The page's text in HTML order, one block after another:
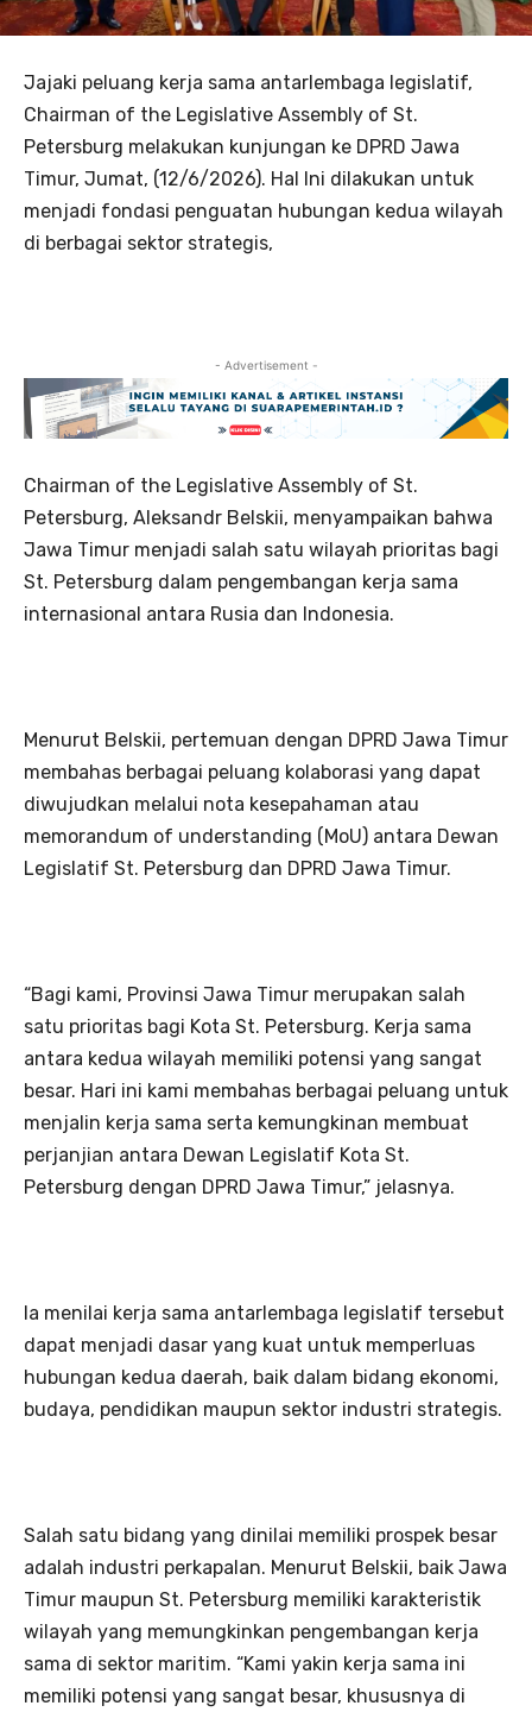
Jajaki peluang kerja sama antarlembaga legislatif,
Chairman of the Legislative Assembly of St.
Petersburg melakukan kunjungan ke DPRD Jawa
Timur, Jumat, (12/6/2026). Hal Ini dilakukan untuk
menjadi fondasi penguatan hubungan kedua wilayah
di berbagai sektor strategis,
- Advertisement -
Chairman of the Legislative Assembly of St.
Petersburg, Aleksandr Belskii, menyampaikan bahwa
Jawa Timur menjadi salah satu wilayah prioritas bagi
St. Petersburg dalam pengembangan kerja sama
internasional antara Rusia dan Indonesia.
Menurut Belskii, pertemuan dengan DPRD Jawa Timur
membahas berbagai peluang kolaborasi yang dapat
diwujudkan melalui nota kesepahaman atau
memorandum of understanding (MoU) antara Dewan
Legislatif St. Petersburg dan DPRD Jawa Timur.
“Bagi kami, Provinsi Jawa Timur merupakan salah
satu prioritas bagi Kota St. Petersburg. Kerja sama
antara kedua wilayah memiliki potensi yang sangat
besar. Hari ini kami membahas berbagai peluang untuk
menjalin kerja sama serta kemungkinan membuat
perjanjian antara Dewan Legislatif Kota St.
Petersburg dengan DPRD Jawa Timur,” jelasnya.
Ia menilai kerja sama antarlembaga legislatif tersebut
dapat menjadi dasar yang kuat untuk memperluas
hubungan kedua daerah, baik dalam bidang ekonomi,
budaya, pendidikan maupun sektor industri strategis.
Salah satu bidang yang dinilai memiliki prospek besar
adalah industri perkapalan. Menurut Belskii, baik Jawa
Timur maupun St. Petersburg memiliki karakteristik
wilayah yang memungkinkan pengembangan kerja
sama di sektor maritim. “Kami yakin kerja sama ini
memiliki potensi yang sangat besar, khususnya di